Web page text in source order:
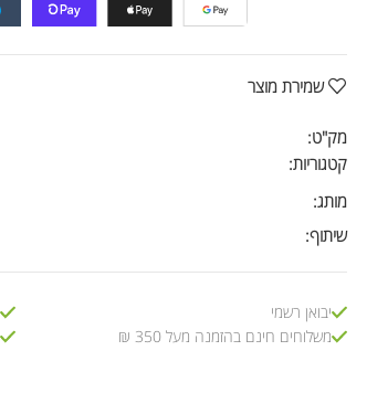
שמירת מוצר
מק"ט:
קטגוריות:
מותג:
שיתוף:
יבואן רשמי
משלוחים חינם בהזמנה מעל 350 ₪